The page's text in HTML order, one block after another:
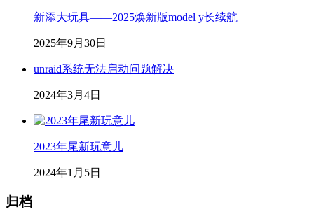
新添大玩具——2025焕新版model y长续航
2025年9月30日
unraid系统无法启动问题解决
2024年3月4日
2023年尾新玩意儿
2024年1月5日
归档